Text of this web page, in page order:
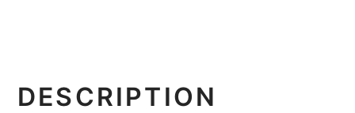
DESCRIPTION